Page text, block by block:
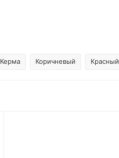
Керма Коричневый Красный